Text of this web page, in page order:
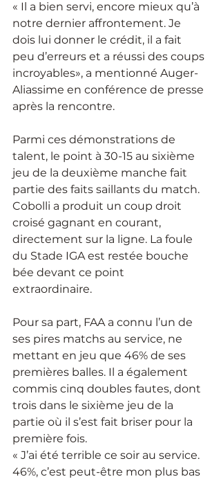
« Il a bien servi, encore mieux qu’à
notre dernier affrontement. Je
dois lui donner le crédit, il a fait
peu d’erreurs et a réussi des coups
incroyables», a mentionné Auger-
Aliassime en conférence de presse
après la rencontre.
Parmi ces démonstrations de
talent, le point à 30-15 au sixième
jeu de la deuxième manche fait
partie des faits saillants du match.
Cobolli a produit un coup droit
croisé gagnant en courant,
directement sur la ligne. La foule
du Stade IGA est restée bouche
bée devant ce point
extraordinaire.
Pour sa part, FAA a connu l’un de
ses pires matchs au service, ne
mettant en jeu que 46% de ses
premières balles. Il a également
commis cinq doubles fautes, dont
trois dans le sixième jeu de la
partie où il s’est fait briser pour la
première fois.
« J’ai été terrible ce soir au service.
46%, c’est peut-être mon plus bas